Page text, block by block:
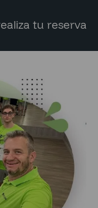
tu reserva